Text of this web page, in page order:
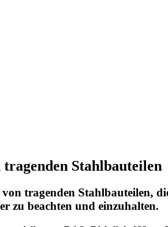
Stahlbauteilen
tragenden Stahlbauteilen,
zu beachten und einzuhalten.